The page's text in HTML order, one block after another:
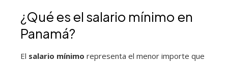
¿Qué es el salario mínimo en
Panamá?
El salario mínimo representa el menor importe que